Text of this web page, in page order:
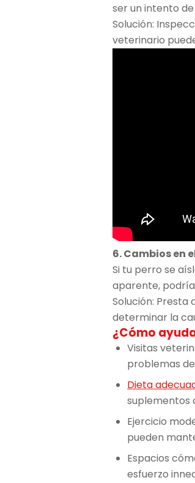
ser un intento de
Solución:
veterinario
6. Cambios en
Si tu perro se
aparente,
Solución: Presta
determinar la
¿Cómo
Visitas
problemas
Dieta
suplementos
Ejercicio
pueden
Espacios
esfuerzo